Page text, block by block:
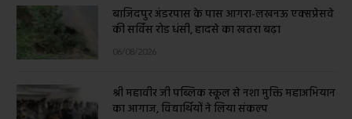
बाजिदपुर अंडरपास के पास आगरा-लखनऊ एक्सप्रेसवे
की सर्विस रोड धंसी, हादसे का खतरा बढ़ा
06/08/2026
श्री महावीर जी पब्लिक स्कूल से नशा मुक्ति महाअभियान
का आगाज, विद्यार्थियों ने लिया संकल्प